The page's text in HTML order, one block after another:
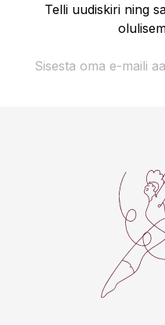
Telli uudiskiri ning